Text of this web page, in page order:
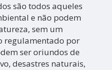
são todos aqueles
e não podem
sem um
regulamentado por
ser oriundos de
desastres naturais,